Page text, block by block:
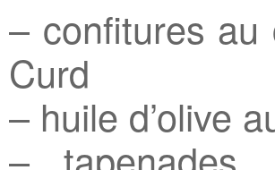
– confitures
Curd
– huile d’olive
–